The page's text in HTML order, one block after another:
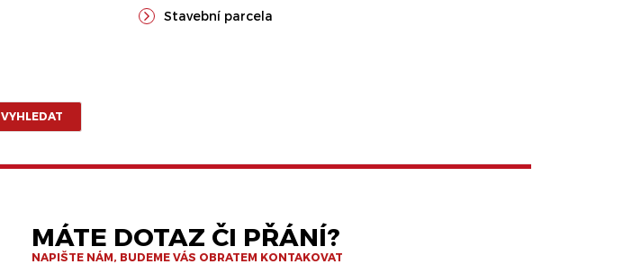
Stavební parcela
VYHLEDAT
MÁTE DOTAZ ČI PŘÁNÍ?
NAPIŠTE NÁM, BUDEME VÁS OBRATEM KONTAKOVAT